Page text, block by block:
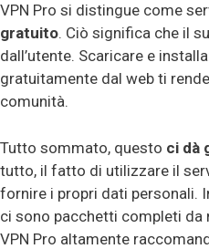
VPN Pro si distingue come
gratuito. Ciò significa che il
dall’utente. Scaricare e
gratuitamente dal web ti
comunità.
Tutto sommato, questo ci dà
tutto, il fatto di utilizzare il
fornire i propri dati personali.
ci sono pacchetti completi da
VPN Pro altamente